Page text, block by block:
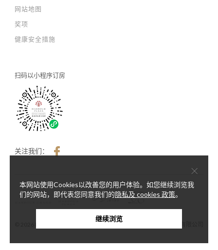
网站地图
奖项
健康安全措施
扫码以小程序订房
关注我们：
© 2026 Harbour Plaza Hotel Management Limited 海逸酒店管理有限公司
×
本网站使用Cookies以改善您的用户体验。如您继续浏览我
们的网站，即代表您同意我们的隐私及 cookies 政策。
继续浏览